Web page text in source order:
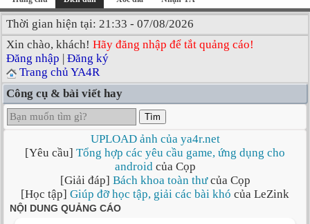
Thời gian hiện tại: 21:33 - 07/08/2026
Xin chào, khách! Hãy đăng nhập để tắt quảng cáo!
Đăng nhập | Đăng ký
Trang chủ YA4R
Công cụ & bài viết hay
Tìm
UPLOAD ảnh của ya4r.net
[Yêu cầu] Tổng hợp các yêu cầu game, ứng dụng cho
androidcủa Cọp
[Giải đáp] Bách khoa toàn thưcủa Cọp
[Học tập] Giúp đỡ học tập, giải các bài khó của LeZink